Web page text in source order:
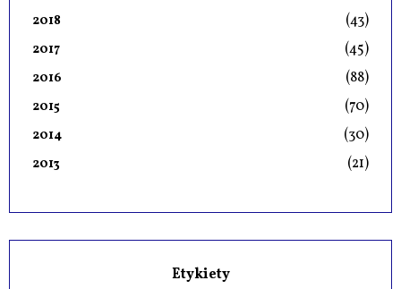
2018 (43)
2017 (45)
2016 (88)
2015 (70)
2014 (30)
2013 (21)
Etykiety